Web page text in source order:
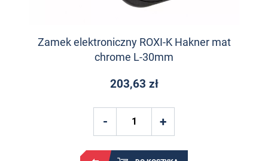
Zamek elektroniczny ROXI-K Hakner mat
chrome L-30mm
203,63 zł